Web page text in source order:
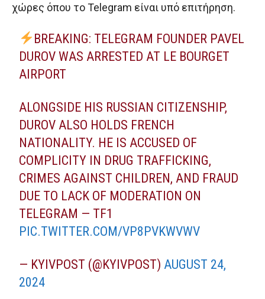
χώρες όπου το Telegram είναι υπό επιτήρηση.
BREAKING: TELEGRAM FOUNDER PAVEL
DUROV WAS ARRESTED AT LE BOURGET
AIRPORT
ALONGSIDE HIS RUSSIAN CITIZENSHIP,
DUROV ALSO HOLDS FRENCH
NATIONALITY. HE IS ACCUSED OF
COMPLICITY IN DRUG TRAFFICKING,
CRIMES AGAINST CHILDREN, AND FRAUD
DUE TO LACK OF MODERATION ON
TELEGRAM — TF1
PIC.TWITTER.COM/VP8PVKWVWV
— KYIVPOST (@KYIVPOST) AUGUST 24,
2024